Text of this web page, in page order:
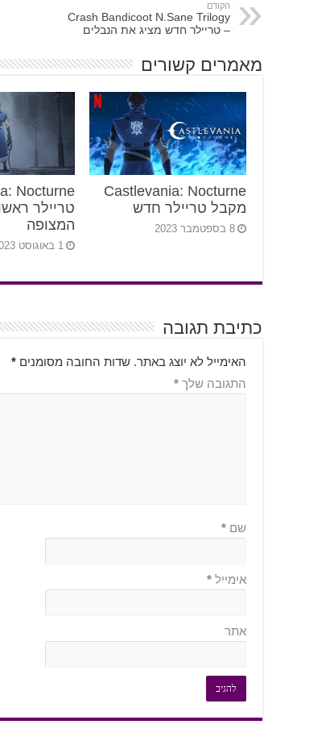
הקודם
Crash Bandicoot N.Sane Trilogy
– טריילר חדש מציג את הנבלים
מאמרים קשורים
Castlevania: Nocturne
מקבל טריילר חדש
8 בספטמבר 2023
טריילר
המצופה
1 באוגוסט 2023
כתיבת תגובה
האימייל לא יוצג באתר. שדות החובה מסומנים*
התגובה שלך*
שם*
אימייל*
אתר